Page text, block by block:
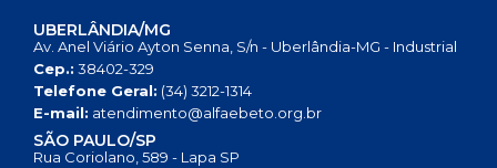
UBERLÂNDIA/MG
Av. Anel Viário Ayton Senna, S/n - Uberlândia-MG - Industrial
Cep.: 38402-329
Telefone Geral: (34) 3212-1314
E-mail: atendimento@alfaebeto.org.br
SÃO PAULO/SP
Rua Coriolano, 589 - Lapa SP